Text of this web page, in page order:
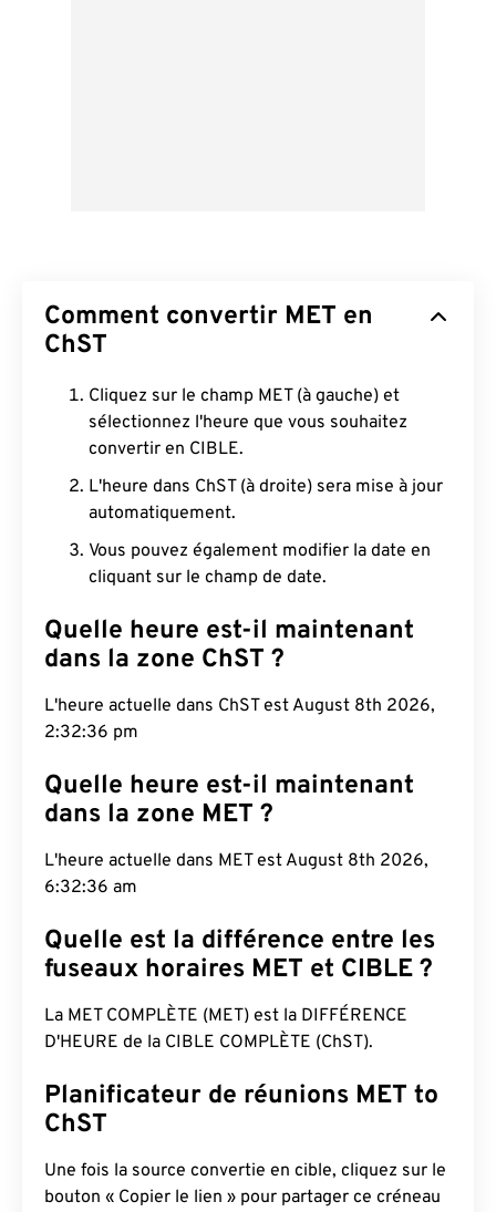
Comment convertir MET en
ChST
Cliquez sur le champ MET (à gauche) et
sélectionnez l'heure que vous souhaitez
convertir en CIBLE.
L'heure dans ChST (à droite) sera mise à jour
automatiquement.
Vous pouvez également modifier la date en
cliquant sur le champ de date.
Quelle heure est-il maintenant
dans la zone ChST ?
L'heure actuelle dans ChST est August 8th 2026,
2:32:37 pm
Quelle heure est-il maintenant
dans la zone MET ?
L'heure actuelle dans MET est August 8th 2026,
6:32:37 am
Quelle est la différence entre les
fuseaux horaires MET et CIBLE ?
La MET COMPLÈTE (MET) est la DIFFÉRENCE
D'HEURE de la CIBLE COMPLÈTE (ChST).
Planificateur de réunions MET to
ChST
Une fois la source convertie en cible, cliquez sur le
bouton « Copier le lien » pour partager ce créneau